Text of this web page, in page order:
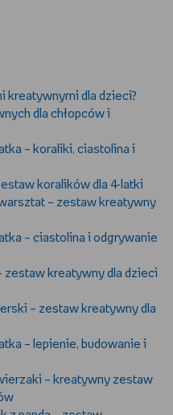
kreatywnymi dla dzieci?
dla chłopców i
– koraliki, ciastolina i
koralików dla 4-latki
– zestaw kreatywny
– ciastolina i odgrywanie
zestaw kreatywny dla dzieci
– zestaw kreatywny dla
– lepienie, budowanie i
– kreatywny zestaw